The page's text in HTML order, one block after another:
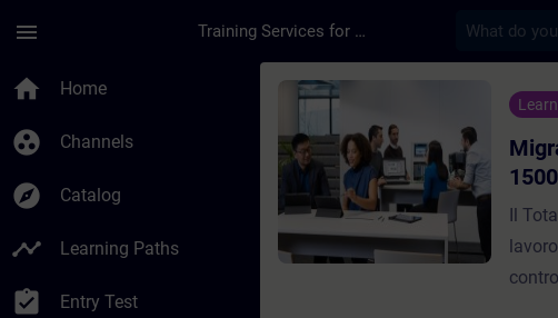
menu Training Services for Digital Industries
home Home
group_work Channels
explore Catalog
timeline Learning Paths
assignment_turned_in Entry Test
Course - Migrazione da
1500
Il